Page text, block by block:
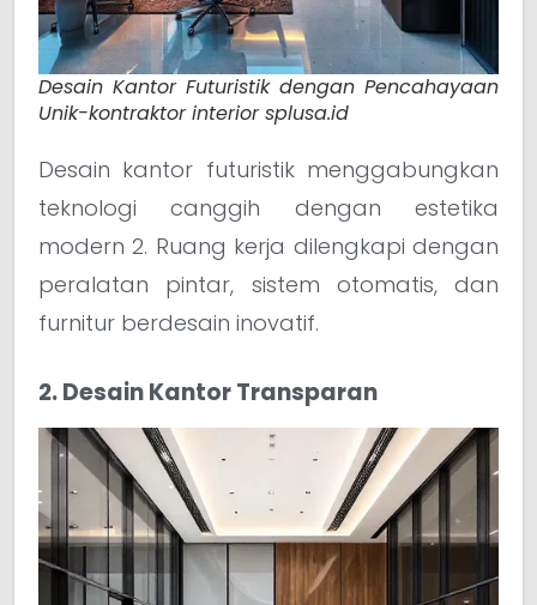
Desain Kantor Futuristik dengan Pencahayaan
Unik-kontraktor interior splusa.id
Desain kantor futuristik menggabungkan
teknologi canggih dengan estetika
modern 2. Ruang kerja dilengkapi dengan
peralatan pintar, sistem otomatis, dan
furnitur berdesain inovatif.
2. Desain Kantor Transparan